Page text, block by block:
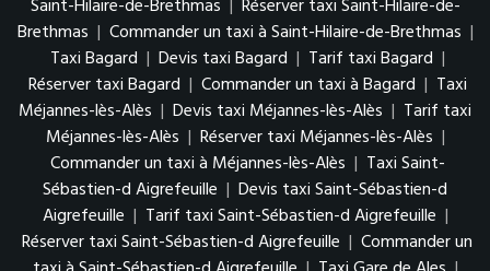
Saint-Hilaire-de-Brethmas | Réserver taxi Saint-Hilaire-de-
Brethmas | Commander un taxi à Saint-Hilaire-de-Brethmas |
Taxi Bagard | Devis taxi Bagard | Tarif taxi Bagard |
Réserver taxi Bagard | Commander un taxi à Bagard | Taxi
Méjannes-lès-Alès | Devis taxi Méjannes-lès-Alès | Tarif taxi
Méjannes-lès-Alès | Réserver taxi Méjannes-lès-Alès |
Commander un taxi à Méjannes-lès-Alès | Taxi Saint-
Sébastien-d Aigrefeuille | Devis taxi Saint-Sébastien-d
Aigrefeuille | Tarif taxi Saint-Sébastien-d Aigrefeuille |
Réserver taxi Saint-Sébastien-d Aigrefeuille | Commander un